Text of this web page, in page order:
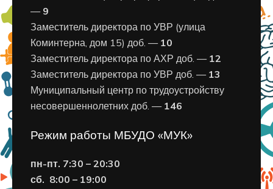
— 9
Заместитель директора по УВР (улица
Коминтерна, дом 15) доб. — 10
Заместитель директора по АХР доб. — 12
Заместитель директора по УВР доб. — 13
Муниципальный центр по трудоустройству
несовершеннолетних доб. — 146
Режим работы МБУДО «МУК»
пн-пт. 7:30 – 20:30
сб. 8:00 – 19:00